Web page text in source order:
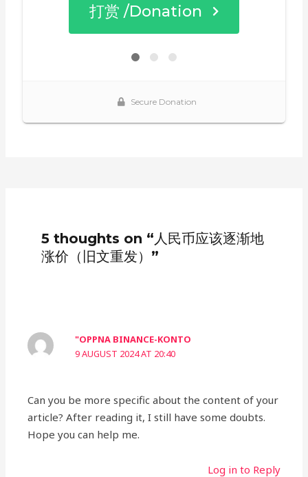
5 thoughts on “人民币应该逐渐地
涨价（旧文重发）”
"OPPNA BINANCE-KONTO
9 AUGUST 2024 AT 20:40
Can you be more specific about the content of your
article? After reading it, I still have some doubts.
Hope you can help me.
Log in to Reply